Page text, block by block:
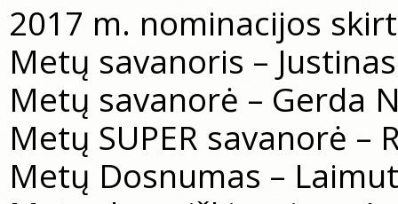
2017 m. nominacijos
Metų savanoris –
Metų savanorė – Gerda
Metų SUPER savanorė –
Metų Dosnumas –